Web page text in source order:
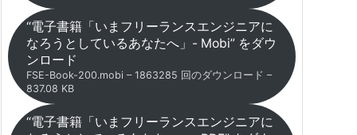
“電子書籍「いまフリーランスエンジニアに
なろうとしているあなたへ」- Mobi” をダウ
ンロード
FSE-Book-200.mobi – 1863285 回のダウンロード –
837.08 KB
“電子書籍「いまフリーランスエンジニアに